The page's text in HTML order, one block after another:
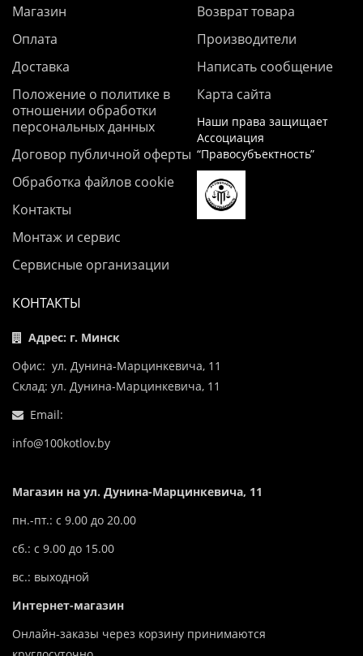
Магазин
Оплата
Доставка
Положение о политике в
отношении обработки
персональных данных
Договор публичной оферты
Обработка файлов cookie
Контакты
Монтаж и сервис
Сервисные организации
Возврат товара
Производители
Написать сообщение
Карта сайта
Наши права защищает
Ассоциация
“Правосубъектность”
КОНТАКТЫ
Адрес: г. Минск
Офис: ул. Дунина-Марцинкевича, 11
Склад: ул. Дунина-Марцинкевича, 11
Email:
info@100kotlov.by
Магазин на ул. Дунина-Марцинкевича, 11
пн.-пт.: с 9.00 до 20.00
сб.: с 9.00 до 15.00
вс.: выходной
Интернет-магазин
Онлайн-заказы через корзину принимаются